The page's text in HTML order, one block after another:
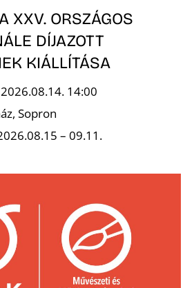
XXV. ORSZÁGOS
DÍJAZOTT
KIÁLLÍTÁSA
14:00
Sopron
– 09.11.